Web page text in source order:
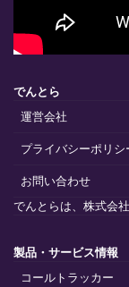
でんとら
運営会社
プライバシーポリシ
お問い合わせ
でんとらは、株式会
製品・サービス情報
コールトラッカー